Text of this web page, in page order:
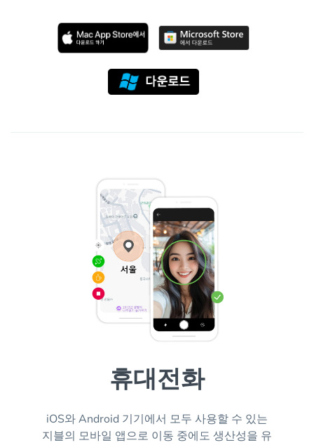
휴대전화
iOS와 Android 기기에서 모두 사용할 수 있는
지블의 모바일 앱으로 이동 중에도 생산성을 유